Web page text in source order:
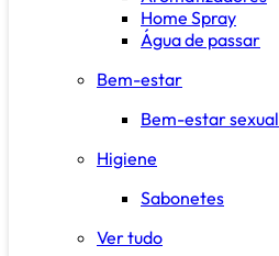
Home Spray
Água de passar
Bem-estar
Bem-estar sexual
Higiene
Sabonetes
Ver tudo